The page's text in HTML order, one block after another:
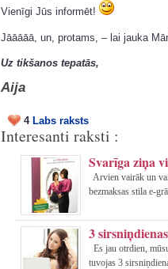
Vienīgi Jūs informēt!
Jāāāāā, un, protams, – lai jauka
Uz tikšanos tepatās,
Aija
4 Labs raksts
Interesanti raksti :
Svarīga ziņa
Arvien vairāk un
bezmaksas stila e-
3
Es jau otrdien,
tuvojas 3